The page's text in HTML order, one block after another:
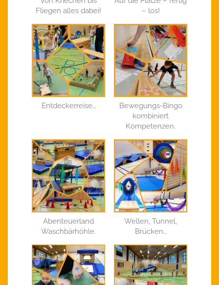
Fliegen alles dabei!
– los!
Entdeckerreise…
Bewegungs-Bingo
kombiniert
Kompetenzen.
Abenteuerland
Waschbärhöhle.
Wellen, Tunnel,
Brücken…